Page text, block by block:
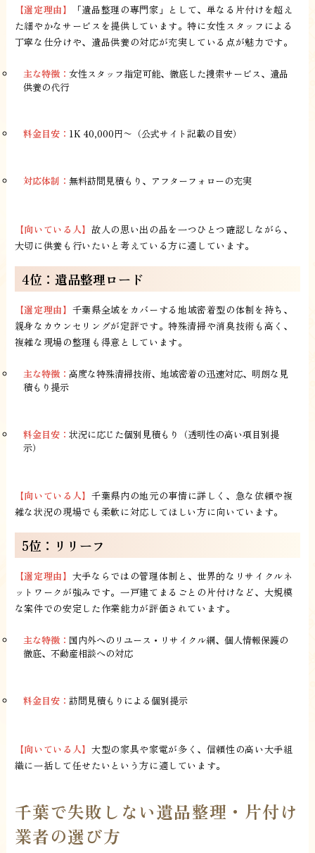
【選定理由】
「遺品整理の専門家」として、単なる片付けを超え
た細やかなサービスを提供しています。特に女性スタッフによる
丁寧な仕分けや、遺品供養の対応が充実している点が魅力です。
主な特徴： 女性スタッフ指定可能、徹底した捜索サービス、遺品
供養の代行
料金目安： 1K 40,000円〜（公式サイト記載の目安）
対応体制： 無料訪問見積もり、アフターフォローの充実
【向いている人】 故人の思い出の品を一つひとつ確認しながら、
大切に供養も行いたいと考えている方に適しています。
4位：遺品整理ロード
【選定理由】 千葉県全域をカバーする地域密着型の体制を持ち、
親身なカウンセリングが定評です。特殊清掃や消臭技術も高く、
複雑な現場の整理も得意としています。
主な特徴： 高度な特殊清掃技術、地域密着の迅速対応、明朗な見
積もり提示
料金目安： 状況に応じた個別見積もり（透明性の高い項目別提
示）
【向いている人】 千葉県内の地元の事情に詳しく、急な依頼や複
雑な状況の現場でも柔軟に対応してほしい方に向いています。
5位：リリーフ
【選定理由】 大手ならではの管理体制と、世界的なリサイクルネ
ットワークが強みです。一戸建てまるごとの片付けなど、大規模
な案件での安定した作業能力が評価されています。
主な特徴： 国内外へのリユース・リサイクル網、個人情報保護の
徹底、不動産相談への対応
料金目安： 訪問見積もりによる個別提示
【向いている人】 大型の家具や家電が多く、信頼性の高い大手組
織に一括して任せたいという方に適しています。
千葉で失敗しない遺品整理・片付け
業者の選び方